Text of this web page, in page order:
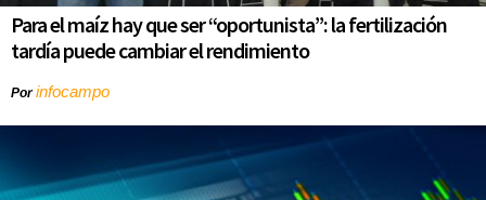
Para el maíz hay que ser “oportunista”: la fertilización
tardía puede cambiar el rendimiento
Porinfocampo